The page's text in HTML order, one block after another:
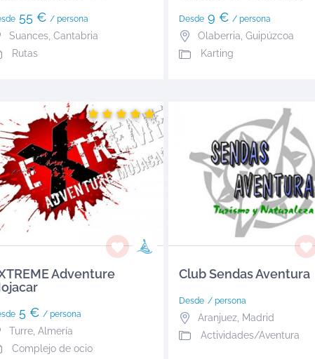
55 € / persona
Suances Cantabria
Rutas
Desde9 € / persona
Olaberria Guipúzcoa
Karting
Adventure
5 € / persona
Turre Almería
Complejo de ocio
Club Sendas Aventura
Desde / persona
Aranjuez, Madrid
Actividades/Aventura